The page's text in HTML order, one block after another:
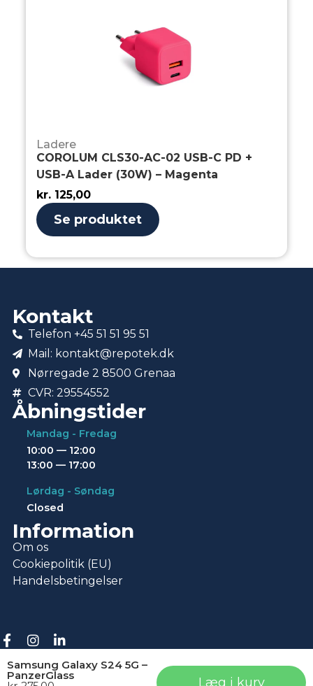
Ladere
COROLUM CLS30-AC-02 USB-C PD +
USB-A Lader (30W) – Magenta
kr. 125,00
Se produktet
Samsung Galaxy S24 5G –
PanzerGlass Læg i kurv
Kontakt
Telefon +45 51 51 95 51
Mail: kontakt@repotek.dk
Nørregade 2 8500 Grenaa
CVR: 29554552
Åbningstider
Mandag - Fredag
10:00 — 12:00
13:00 — 17:00
Lørdag - Søndag
Closed
Information
Om os
Cookiepolitik (EU)
Handelsbetingelser